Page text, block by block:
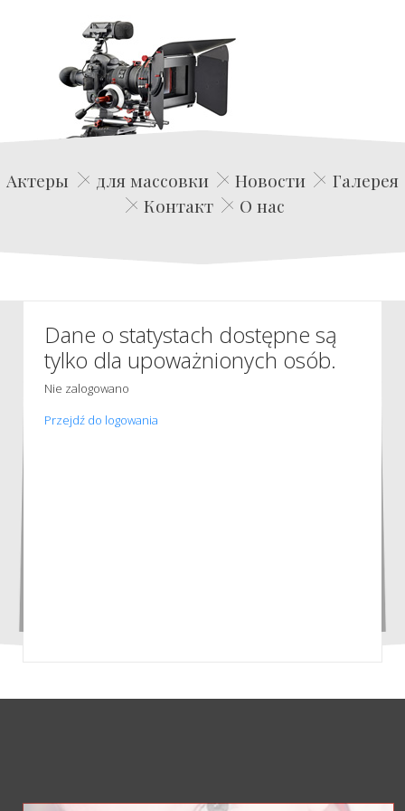
Edwin Film Agencja Aktorska
Актеры для массовки Новости
Галерея
Контакт
О нас
Dane o statystach dostępne są
tylko dla upoważnionych osób.
Nie zalogowano
Przejdź do logowania